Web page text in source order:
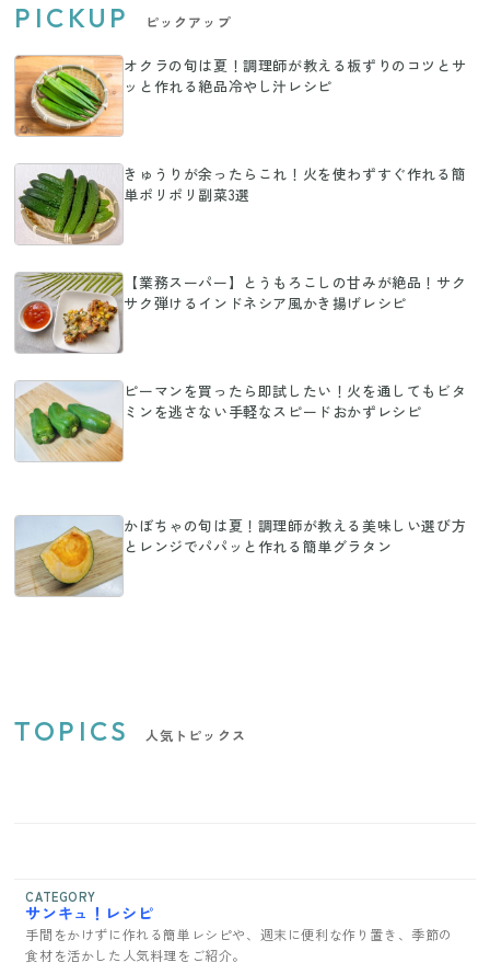
PICKUP ピックアップ
オクラの旬は夏！調理師が教える板ずりのコツとサ
ッと作れる絶品冷やし汁レシピ
きゅうりが余ったらこれ！火を使わずすぐ作れる簡
単ポリポリ副菜3選
【業務スーパー】とうもろこしの甘みが絶品！サク
サク弾けるインドネシア風かき揚げレシピ
ピーマンを買ったら即試したい！火を通してもビタ
ミンを逃さない手軽なスピードおかずレシピ
かぼちゃの旬は夏！調理師が教える美味しい選び方
とレンジでパパッと作れる簡単グラタン
TOPICS 人気トピックス
CATEGORY
サンキュ！レシピ
手間をかけずに作れる簡単レシピや、週末に便利な作り置き、季節の
食材を活かした人気料理をご紹介。